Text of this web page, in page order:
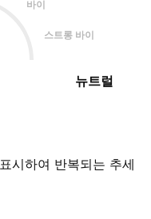
바이
스트롱 바이
뉴트럴
시하여 반복되는 추세